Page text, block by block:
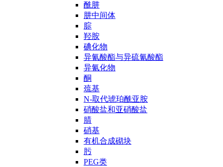
酰肼
肼中间体
腙
羟胺
碘化物
异氰酸酯与异硫氰酸酯
异氰化物
酮
巯基
N-取代琥珀酰亚胺
硝酸盐和亚硝酸盐
腈
硝基
有机合成砌块
肟
PEG类